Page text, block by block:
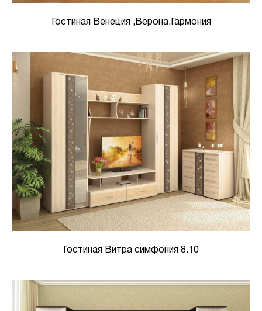
Гостиная Венеция ,Верона,Гармония
Гостиная Витра симфония 8.10